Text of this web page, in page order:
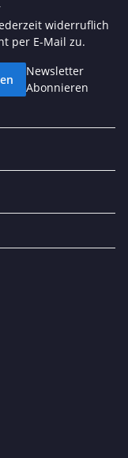
widerruflich
per E-Mail zu.
Newsletter
Abonnieren